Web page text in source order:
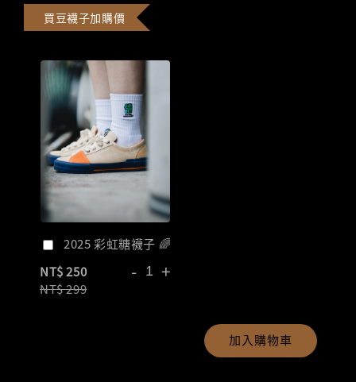
買豆襪子加購價
2025 彩虹糖襪子 🌈
NT$ 250
NT$ 299
- +
加入購物車